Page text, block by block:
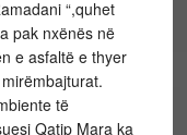
“,quhet
pak nxënës në
e asfaltë e thyer
të
Qatip Mara ka